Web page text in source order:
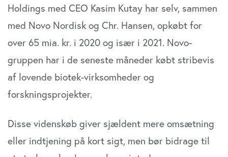
Holdings med CEO Kasim Kutay har selv, sammen
med Novo Nordisk og Chr. Hansen, opkøbt for
over 65 mia. kr. i 2020 og især i 2021. Novo-
gruppen har i de seneste måneder købt stribevis
af lovende biotek-virksomheder og
forskningsprojekter.
Disse videnskøb giver sjældent mere omsætning
eller indtjening på kort sigt, men bør bidrage til